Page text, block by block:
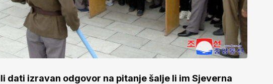
dati izravan odgovor na pitanje šalje li im Sjeverna